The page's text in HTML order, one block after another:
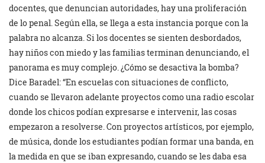
docentes, que denuncian autoridades, hay una proliferación
de lo penal. Según ella, se llega a esta instancia porque con la
palabra no alcanza. Si los docentes se sienten desbordados,
hay niños con miedo y las familias terminan denunciando, el
panorama es muy complejo. ¿Cómo se desactiva la bomba?
Dice Baradel: “En escuelas con situaciones de conflicto,
cuando se llevaron adelante proyectos como una radio escolar
donde los chicos podían expresarse e intervenir, las cosas
empezaron a resolverse. Con proyectos artísticos, por ejemplo,
de música, donde los estudiantes podían formar una banda, en
la medida en que se iban expresando, cuando se les daba esa